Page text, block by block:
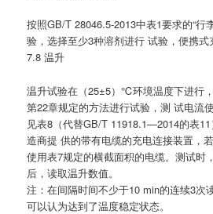
按照GB/T 28046.5-2013中表1要求的“行
验，选择至少3种溶剂进行 试验，便携式
7.8 温升
温升试验在（25±5）℃环境温度下进行
第22章规定的方法进行试验，测 试电流
见表8（代替GB/T 11918.1—2014的表
造商提 供的带有电缆的充电连接装置，
使用表7规定的横截面积的电缆。测试时
后，读取温升数值。
注：在间隔时间不少于10 min的连续3次
可以认为达到了温度稳定状态。